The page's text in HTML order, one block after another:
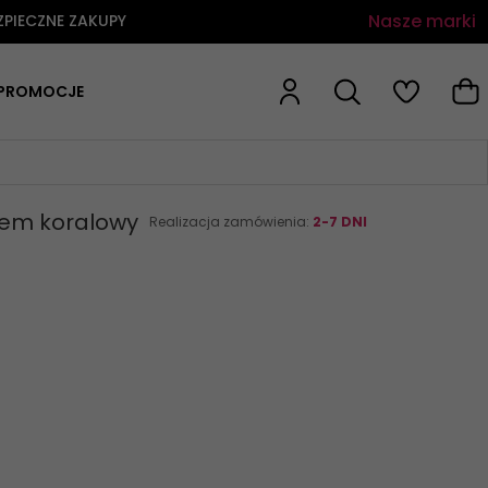
ZAKUPY Nasze marki
koralowy Realizacja zamówienia: 2-7 DNI